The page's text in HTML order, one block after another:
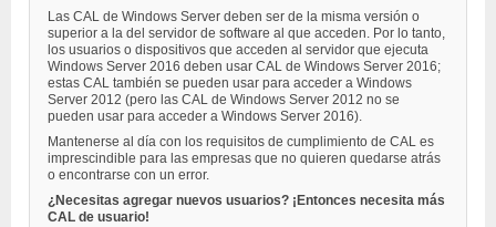
Las CAL de Windows Server deben ser de la misma versión o
superior a la del servidor de software al que acceden. Por lo tanto,
los usuarios o dispositivos que acceden al servidor que ejecuta
Windows Server 2016 deben usar CAL de Windows Server 2016;
estas CAL también se pueden usar para acceder a Windows
Server 2012 (pero las CAL de Windows Server 2012 no se
pueden usar para acceder a Windows Server 2016).
Mantenerse al día con los requisitos de cumplimiento de CAL es
imprescindible para las empresas que no quieren quedarse atrás
o encontrarse con un error.
¿Necesitas agregar nuevos usuarios? ¡Entonces necesita más
CAL de usuario!